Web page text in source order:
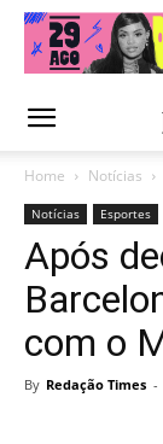
Home Notícias
Notícias Esportes
Após
com o
By Redação Times -